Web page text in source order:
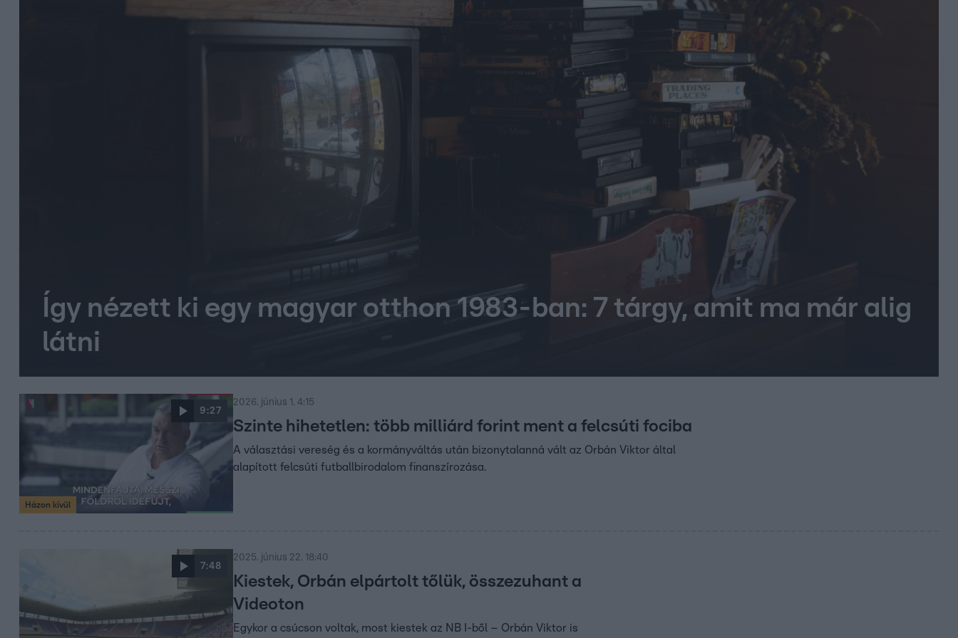
Így nézett ki egy magyar otthon 1983-ban: 7 tárgy, amit ma már alig
látni
9:27
Házon kívül
2026. június 1. 4:15
Szinte hihetetlen: több milliárd forint ment a felcsúti fociba
A választási vereség és a kormányváltás után bizonytalanná vált az Orbán Viktor által
alapított felcsúti futballbirodalom finanszírozása.
7:48
2025. június 22. 18:40
Kiestek, Orbán elpártolt tőlük, összezuhant a
Videoton
Egykor a csúcson voltak, most kiestek az NB I-ből – Orbán Viktor is